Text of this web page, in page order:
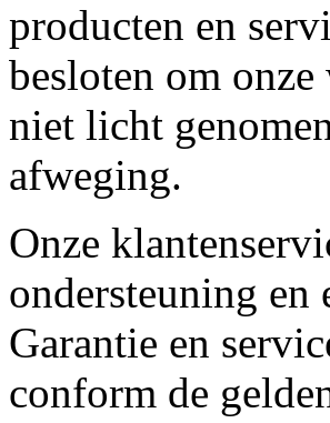
producten en
besloten om
niet licht
afweging.
Onze
ondersteuning en
Garantie en
conform de